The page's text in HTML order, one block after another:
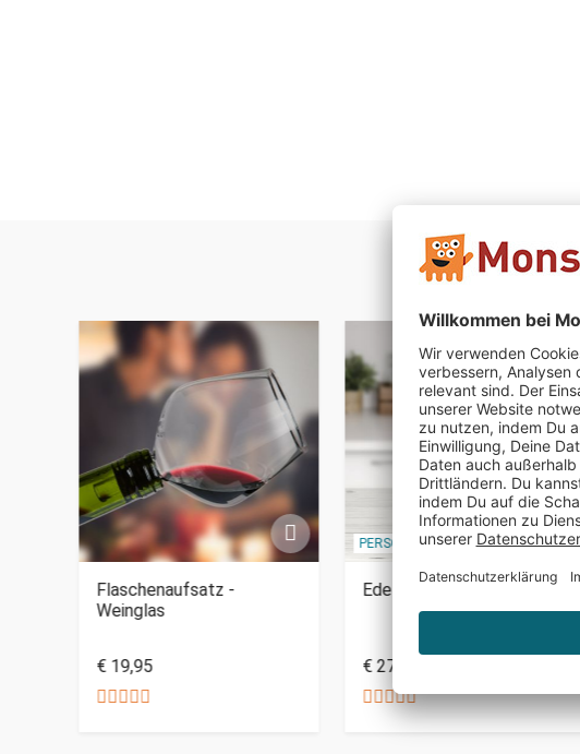
Flaschenaufsatz -
Weinglas
€ 19,95
PERSONALISIERBAR
Edelholz Flaschenpuzzle
€ 27,95